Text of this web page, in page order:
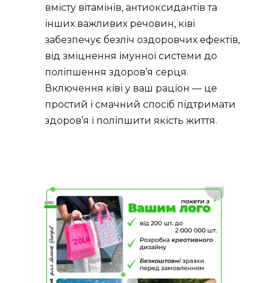
вмісту вітамінів, антиоксидантів та
інших важливих речовин, ківі
забезпечує безліч оздоровчих ефектів,
від зміцнення імунної системи до
поліпшення здоров’я серця.
Включення ківі у ваш раціон — це
простий і смачний спосіб підтримати
здоров’я і поліпшити якість життя.